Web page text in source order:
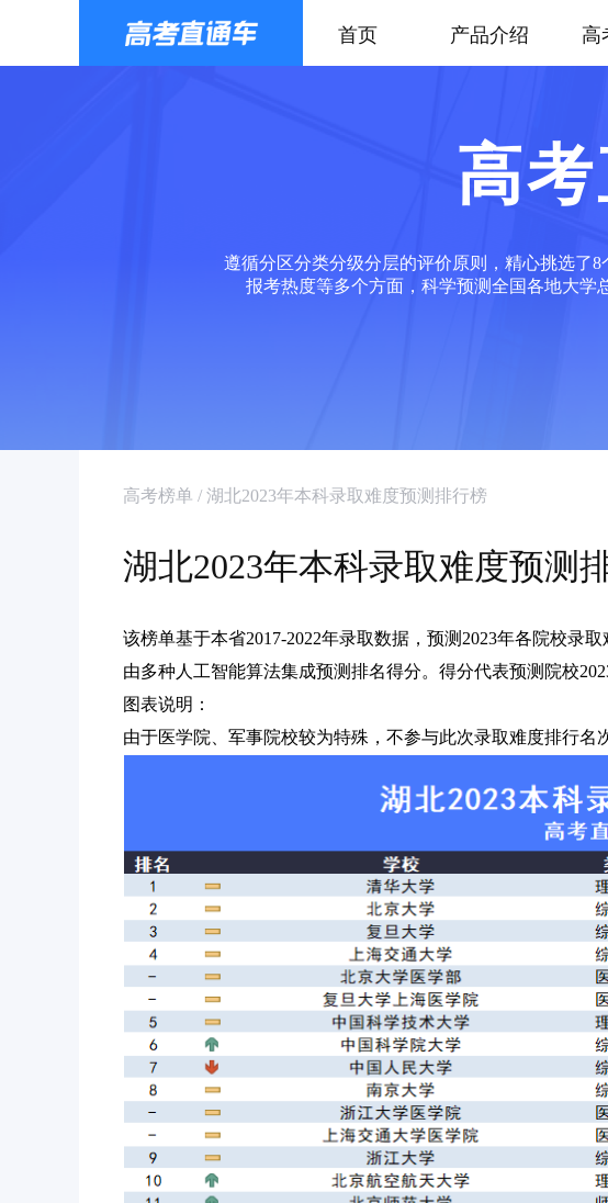
首页 产品介绍 高
高
遵循分区分类分级分层的评价原则，精心挑选了
报考热度等多个方面，科学预测全国各地大学
高考榜单 / 湖北2023年本科录取难度预测排行榜
湖北2023年本科录取难度预测
该榜单基于本省2017-2022年录取数据，预测2023年各院校录
由多种人工智能算法集成预测排名得分。得分代表预测院校
图表说明：
由于医学院、军事院校较为特殊，不参与此次录取难度排行名